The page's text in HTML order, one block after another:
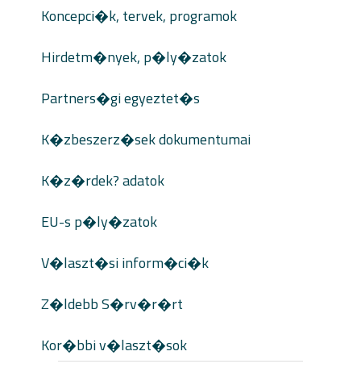
Koncepci�k, tervek, programok
Hirdetm�nyek, p�ly�zatok
Partners�gi egyeztet�s
K�zbeszerz�sek dokumentumai
K�z�rdek? adatok
EU-s p�ly�zatok
V�laszt�si inform�ci�k
Z�ldebb S�rv�r�rt
Kor�bbi v�laszt�sok